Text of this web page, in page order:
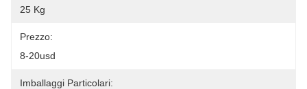
25 Kg
Prezzo:
8-20usd
Imballaggi Particolari: